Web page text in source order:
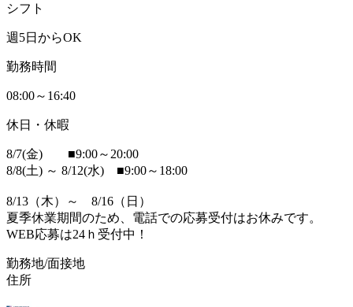
シフト
週5日からOK
勤務時間
08:00～16:40
休日・休暇
8/7(金) ■9:00～20:00
8/8(土) ～ 8/12(水) ■9:00～18:00
8/13（木）～ 8/16（日）
夏季休業期間のため、電話での応募受付はお休みです。
WEB応募は24ｈ受付中！
勤務地/面接地
住所